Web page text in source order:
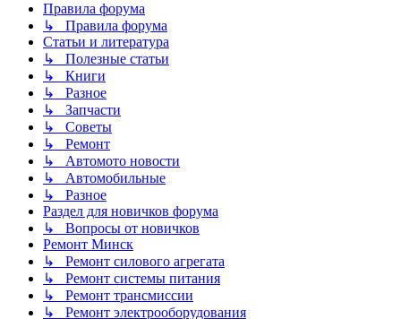
Правила форума
↳ Правила форума
Статьи и литература
↳ Полезные статьи
↳ Книги
↳ Разное
↳ Запчасти
↳ Советы
↳ Ремонт
↳ Автомото новости
↳ Автомобильные
↳ Разное
Раздел для новичков форума
↳ Вопросы от новичков
Ремонт Минск
↳ Ремонт силового агрегата
↳ Ремонт системы питания
↳ Ремонт трансмиссии
↳ Ремонт электрооборудования